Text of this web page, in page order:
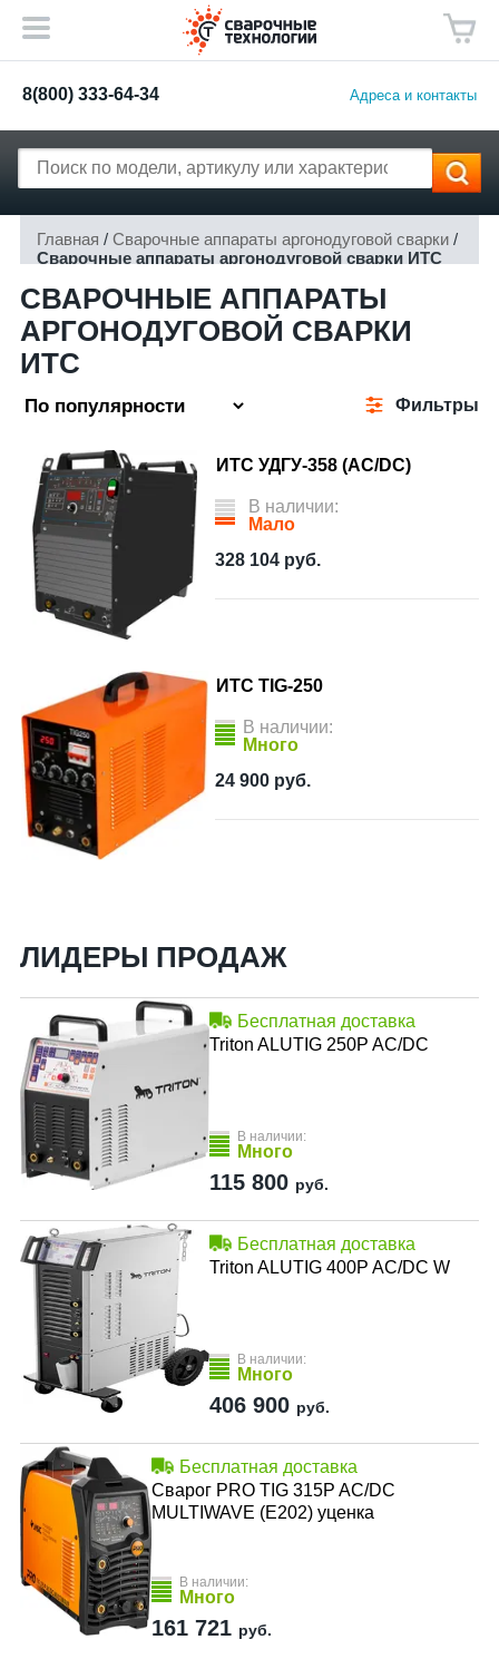
8(800) 333-64-34 Адреса и контакты
Главная / Сварочные аппараты аргонодуговой сварки /
Сварочные аппараты аргонодуговой сварки ИТС
СВАРОЧНЫЕ АППАРАТЫ
АРГОНОДУГОВОЙ СВАРКИ
ИТС
Фильтры
ИТС УДГУ-358 (АС/DC)
В наличии:
Мало
328 104 руб.
ИТС TIG-250
В наличии:
Много
24 900 руб.
ЛИДЕРЫ ПРОДАЖ
Бесплатная доставка
Triton ALUTIG 250P AC/DC
В наличии:
Много
115 800 руб.
Бесплатная доставка
Triton ALUTIG 400P AC/DC W
В наличии:
Много
406 900 руб.
Бесплатная доставка
Сварог PRO TIG 315P AC/DC
MULTIWAVE (E202) уценка
В наличии:
Много
161 721 руб.